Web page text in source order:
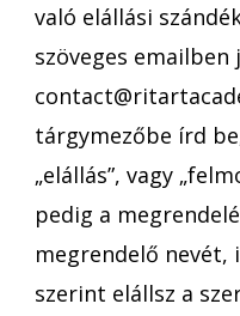
való elállási
szöveges emailben
tárgymezőbe írd
„elállás”, vagy
pedig a
megrendelő
szerint elállsz a